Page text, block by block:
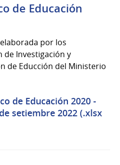
de Educación
por los
de Investigación y
de Educción del Ministerio
de Educación 2020 -
setiembre 2022 (.xlsx